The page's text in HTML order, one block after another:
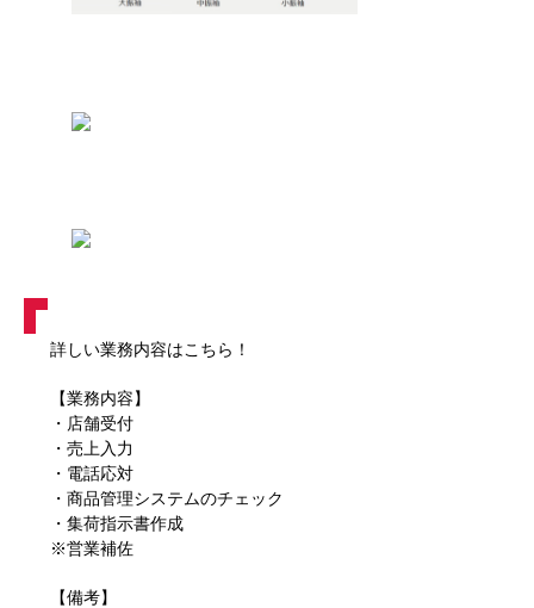
詳しい業務内容はこちら！
【業務内容】
・店舗受付
・売上入力
・電話応対
・商品管理システムのチェック
・集荷指示書作成
※営業補佐
【備考】